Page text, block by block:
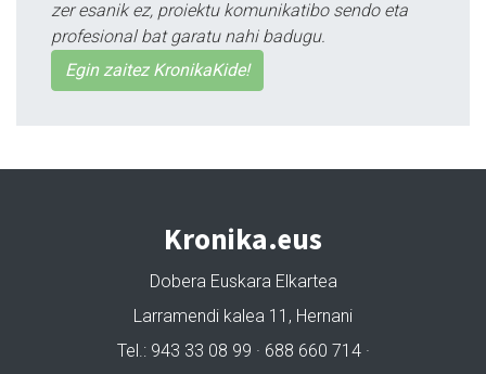
zer esanik ez, proiektu komunikatibo sendo eta
profesional bat garatu nahi badugu.
Egin zaitez KronikaKide!
Kronika.eus
Dobera Euskara Elkartea
Larramendi kalea 11, Hernani
Tel.: 943 33 08 99 · 688 660 714 ·